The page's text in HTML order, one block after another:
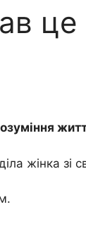
це
жінка зі